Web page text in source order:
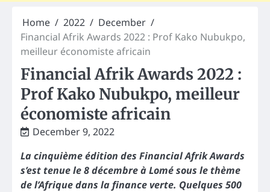
Home 2022
December
Financial Afrik Awards 2022 : Prof Kako Nubukpo,
meilleur économiste africain
Financial Afrik Awards 2022 :
Prof Kako Nubukpo, meilleur
économiste africain
December 9, 2022
La cinquième édition des Financial Afrik Awards
s’est tenue le 8 décembre à Lomé sous le thème
de l’Afrique dans la finance verte. Quelques 500